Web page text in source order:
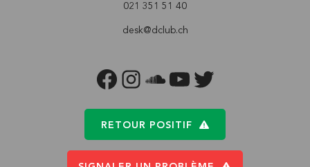
021 351 51 40
desk@dclub.ch
FACEBOOKINSTAGRAM
SOUNDCLOUD
YOUTUBETWITTER
RETOUR POSITIF